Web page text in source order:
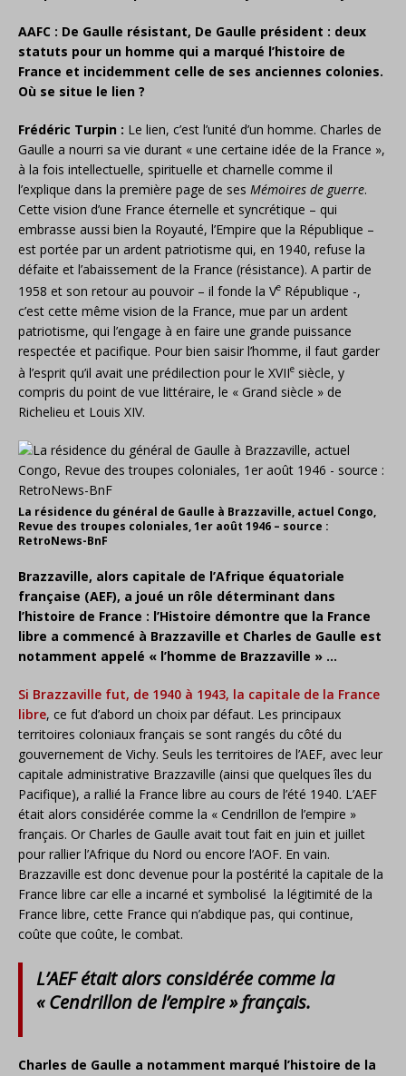
AAFC : De Gaulle résistant, De Gaulle président : deux
statuts pour un homme qui a marqué l’histoire de
France et incidemment celle de ses anciennes colonies.
Où se situe le lien ?
Frédéric Turpin : Le lien, c’est l’unité d’un homme. Charles de
Gaulle a nourri sa vie durant « une certaine idée de la France »,
à la fois intellectuelle, spirituelle et charnelle comme il
l’explique dans la première page de ses Mémoires de guerre.
Cette vision d’une France éternelle et syncrétique – qui
embrasse aussi bien la Royauté, l’Empire que la République –
est portée par un ardent patriotisme qui, en 1940, refuse la
défaite et l’abaissement de la France (résistance). A partir de
1958 et son retour au pouvoir – il fonde la Ve République -,
c’est cette même vision de la France, mue par un ardent
patriotisme, qui l’engage à en faire une grande puissance
respectée et pacifique. Pour bien saisir l’homme, il faut garder
à l’esprit qu’il avait une prédilection pour le XVIIe siècle, y
compris du point de vue littéraire, le « Grand siècle » de
Richelieu et Louis XIV.
La résidence du général de Gaulle à Brazzaville, actuel Congo,
Revue des troupes coloniales, 1er août 1946 – source :
RetroNews-BnF
Brazzaville, alors capitale de l’Afrique équatoriale
française (AEF), a joué un rôle déterminant dans
l’histoire de France : l’Histoire démontre que la France
libre a commencé à Brazzaville et Charles de Gaulle est
notamment appelé « l’homme de Brazzaville » …
Si Brazzaville fut, de 1940 à 1943, la capitale de la France
libre, ce fut d’abord un choix par défaut. Les principaux
territoires coloniaux français se sont rangés du côté du
gouvernement de Vichy. Seuls les territoires de l’AEF, avec leur
capitale administrative Brazzaville (ainsi que quelques îles du
Pacifique), a rallié la France libre au cours de l’été 1940. L’AEF
était alors considérée comme la « Cendrillon de l’empire »
français. Or Charles de Gaulle avait tout fait en juin et juillet
pour rallier l’Afrique du Nord ou encore l’AOF. En vain.
Brazzaville est donc devenue pour la postérité la capitale de la
France libre car elle a incarné et symbolisé la légitimité de la
France libre, cette France qui n’abdique pas, qui continue,
coûte que coûte, le combat.
L’AEF était alors considérée comme la
« Cendrillon de l’empire » français.
Charles de Gaulle a notamment marqué l’histoire de la